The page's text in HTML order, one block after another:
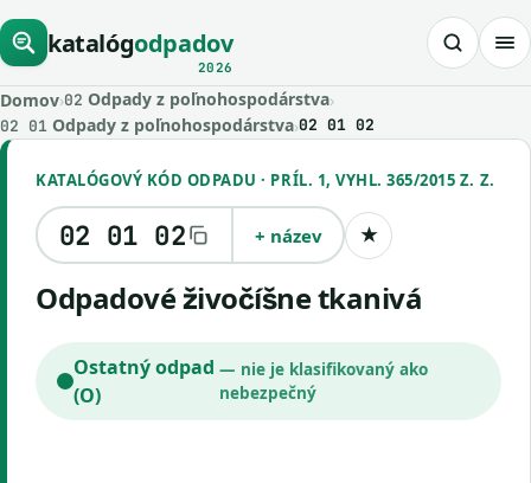
katalógodpadov
2026
Domov›02 Odpady z poľnohospodárstva›
02 01 Odpady z poľnohospodárstva›02 01 02
KATALÓGOVÝ KÓD ODPADU · PRÍL. 1, VYHL. 365/2015 Z. Z.
02 01 02 + název ★Uložiť kód
odpadové živočíšne tkanivá
Ostatný odpad
(O)
— nie je klasifikovaný ako
nebezpečný